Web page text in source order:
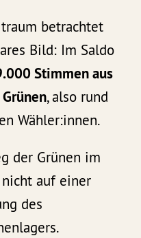
betrachtet
Bild: Im Saldo
Stimmen aus
, also rund
Wähler:innen.
der Grünen im
auf einer
des